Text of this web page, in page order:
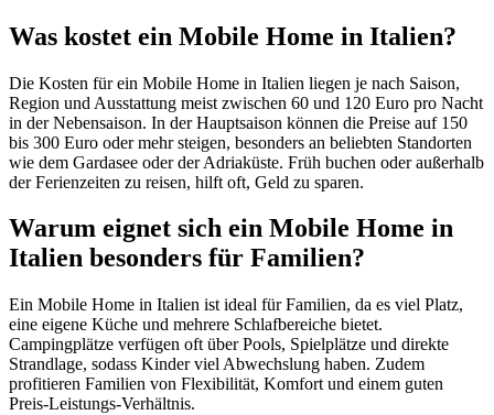
Was kostet ein Mobile Home in Italien?
Die Kosten für ein Mobile Home in Italien liegen je nach Saison,
Region und Ausstattung meist zwischen 60 und 120 Euro pro Nacht
in der Nebensaison. In der Hauptsaison können die Preise auf 150
bis 300 Euro oder mehr steigen, besonders an beliebten Standorten
wie dem Gardasee oder der Adriaküste. Früh buchen oder außerhalb
der Ferienzeiten zu reisen, hilft oft, Geld zu sparen.
Warum eignet sich ein Mobile Home in
Italien besonders für Familien?
Ein Mobile Home in Italien ist ideal für Familien, da es viel Platz,
eine eigene Küche und mehrere Schlafbereiche bietet.
Campingplätze verfügen oft über Pools, Spielplätze und direkte
Strandlage, sodass Kinder viel Abwechslung haben. Zudem
profitieren Familien von Flexibilität, Komfort und einem guten
Preis-Leistungs-Verhältnis.